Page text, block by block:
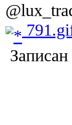
Записан